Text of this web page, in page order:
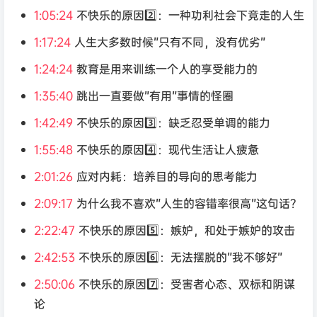
1:05:24 不快乐的原因2️⃣：一种功利社会下竞走的人生
1:17:24 人生大多数时候”只有不同，没有优劣”
1:24:24 教育是用来训练一个人的享受能力的
1:35:40 跳出一直要做”有用”事情的怪圈
1:42:49 不快乐的原因3️⃣：缺乏忍受单调的能力
1:55:48 不快乐的原因4️⃣：现代生活让人疲惫
2:01:26 应对内耗：培养目的导向的思考能力
2:09:17 为什么我不喜欢”人生的容错率很高”这句话？
2:22:47 不快乐的原因5️⃣：嫉妒，和处于嫉妒的攻击
2:42:53 不快乐的原因6️⃣：无法摆脱的”我不够好”
2:50:06 不快乐的原因7️⃣：受害者心态、双标和阴谋
论